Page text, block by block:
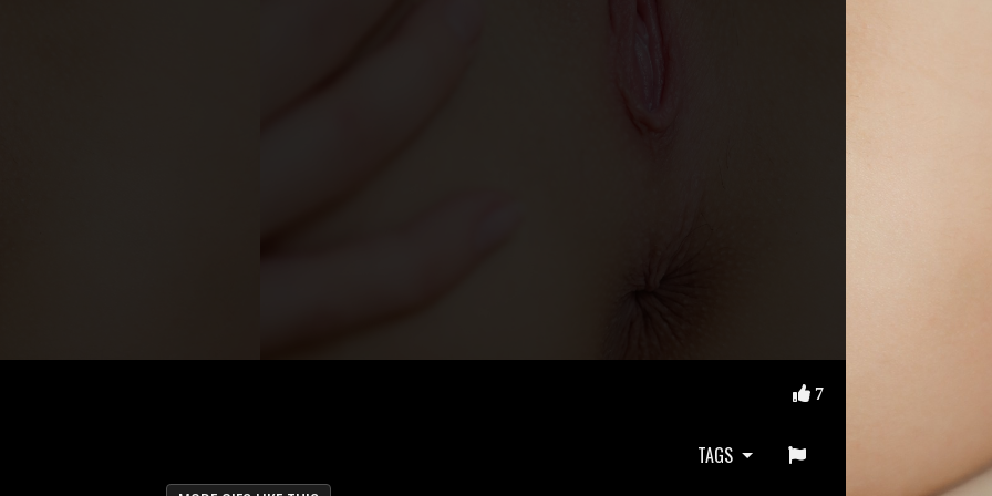
7
TAGS